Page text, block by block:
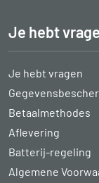
Je hebt
Je hebt vragen
Betaalmethodes
Aflevering
Batterij-regeling
Algemene